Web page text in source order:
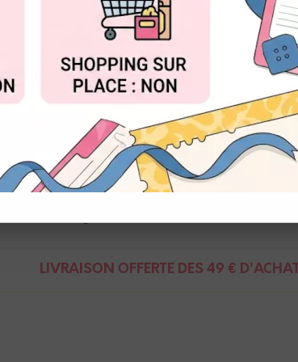
pour projets d'album
: 4 mm
AJOUTER AU
LIVRAISON OFFERTE DÈS 49 €
ACCEPTER TOUT